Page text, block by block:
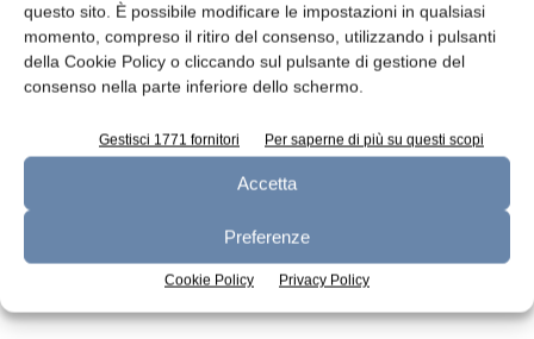
questo sito. È possibile modificare le impostazioni in qualsiasi
momento, compreso il ritiro del consenso, utilizzando i pulsanti
della Cookie Policy o cliccando sul pulsante di gestione del
consenso nella parte inferiore dello schermo.
Gestisci 1771 fornitori Per saperne di più su questi scopi
Accetta
Preferenze
Cookie Policy Privacy Policy
n.6 - Giugno 2026 n.5 - Maggio 2026
Edicola Web